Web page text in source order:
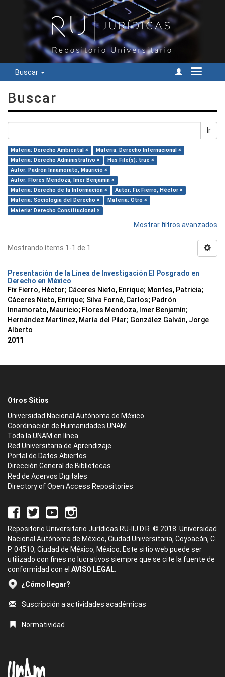
Buscar
Cambiar
Buscar
Ir
Materia: Derecho Ambiental ×
Materia: Derecho Internacional ×
Materia: Derecho Administrativo ×
Has File(s): true ×
Autor: Padrón Innamorato, Mauricio ×
Autor: Flores Mendoza, Imer Benjamín ×
Materia: Derecho de la Información ×
Autor: Fix Fierro, Héctor ×
Materia: Sociología del Derecho ×
Materia: Otro ×
Materia: Derecho Constitucional ×
Mostrar filtros avanzados
Mostrando ítems 1-1 de 1
Presentación de la Línea de Investigación El Posgrado en
Derecho en México
Fix Fierro, Héctor; Cáceres Nieto, Enrique; Montes, Patricia;
Cáceres Nieto, Enrique; Silva Forné, Carlos; Padrón
Innamorato, Mauricio; Flores Mendoza, Imer Benjamín;
Hernández Martínez, María del Pilar; González Galván, Jorge
Alberto
2011
Otros Sitios
Universidad Nacional Autónoma de México
Coordinación de Humanidades UNAM
Toda la UNAM en línea
Red Universitaria de Aprendizaje
Portal de Datos Abiertos
Dirección General de Bibliotecas
Red de Acervos Digitales
Directory of Open Access Repositories
Repositorio Universitario Jurídicas RU-IIJ D.R. © 2018. Universidad
Nacional Autónoma de México, Ciudad Universitaria, Coyoacán, C.
P. 04510, Ciudad de México, México. Este sitio web puede ser
utilizado con fines no lucrativos siempre que se cite la fuente de
conformidad con el AVISO LEGAL.
¿Cómo llegar?
Suscripción a actividades académicas
Normatividad